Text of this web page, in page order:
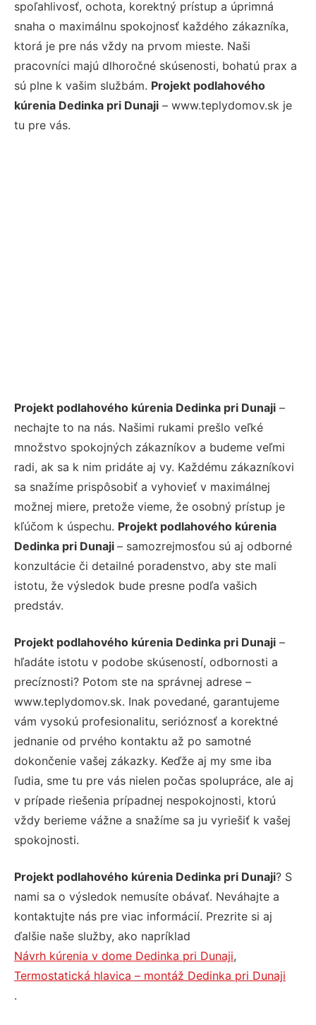
spoľahlivosť, ochota, korektný prístup a úprimná
snaha o maximálnu spokojnosť každého zákazníka,
ktorá je pre nás vždy na prvom mieste. Naši
pracovníci majú dlhoročné skúsenosti, bohatú prax a
sú plne k vašim službám. Projekt podlahového
kúrenia Dedinka pri Dunaji – www.teplydomov.sk je
tu pre vás.
Projekt podlahového kúrenia Dedinka pri Dunaji –
nechajte to na nás. Našimi rukami prešlo veľké
množstvo spokojných zákazníkov a budeme veľmi
radi, ak sa k nim pridáte aj vy. Každému zákazníkovi
sa snažíme prispôsobiť a vyhovieť v maximálnej
možnej miere, pretože vieme, že osobný prístup je
kľúčom k úspechu. Projekt podlahového kúrenia
Dedinka pri Dunaji – samozrejmosťou sú aj odborné
konzultácie či detailné poradenstvo, aby ste mali
istotu, že výsledok bude presne podľa vašich
predstáv.
Projekt podlahového kúrenia Dedinka pri Dunaji –
hľadáte istotu v podobe skúseností, odbornosti a
precíznosti? Potom ste na správnej adrese –
www.teplydomov.sk. Inak povedané, garantujeme
vám vysokú profesionalitu, serióznosť a korektné
jednanie od prvého kontaktu až po samotné
dokončenie vašej zákazky. Keďže aj my sme iba
ľudia, sme tu pre vás nielen počas spolupráce, ale aj
v prípade riešenia prípadnej nespokojnosti, ktorú
vždy berieme vážne a snažíme sa ju vyriešiť k vašej
spokojnosti.
Projekt podlahového kúrenia Dedinka pri Dunaji? S
nami sa o výsledok nemusíte obávať. Neváhajte a
kontaktujte nás pre viac informácií. Prezrite si aj
ďalšie naše služby, ako napríklad
Návrh kúrenia v dome Dedinka pri Dunaji,
Termostatická hlavica – montáž Dedinka pri Dunaji
.